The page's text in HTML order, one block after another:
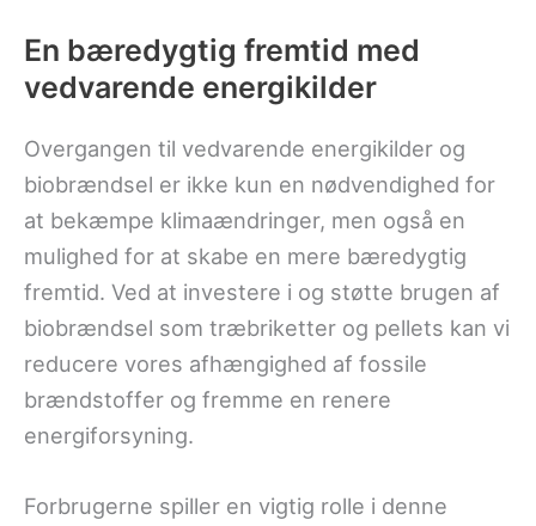
En bæredygtig fremtid med
vedvarende energikilder
Overgangen til vedvarende energikilder og
biobrændsel er ikke kun en nødvendighed for
at bekæmpe klimaændringer, men også en
mulighed for at skabe en mere bæredygtig
fremtid. Ved at investere i og støtte brugen af
biobrændsel som træbriketter og pellets kan vi
reducere vores afhængighed af fossile
brændstoffer og fremme en renere
energiforsyning.
Forbrugerne spiller en vigtig rolle i denne